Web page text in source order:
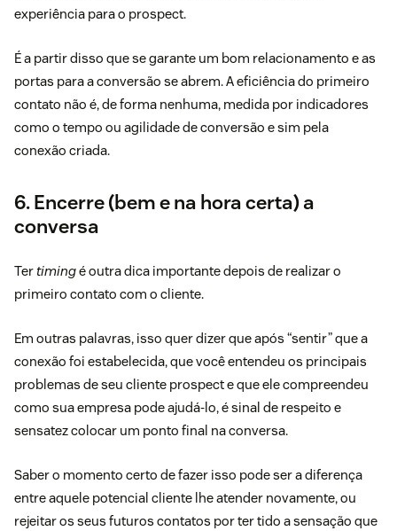
experiência para o prospect.
É a partir disso que se garante um bom relacionamento e as
portas para a conversão se abrem. A eficiência do primeiro
contato não é, de forma nenhuma, medida por indicadores
como o tempo ou agilidade de conversão e sim pela
conexão criada.
6. Encerre (bem e na hora certa) a
conversa
Tertimingé outra dica importante depois de realizar o
primeiro contato com o cliente.
Em outras palavras, isso quer dizer que após “sentir” que a
conexão foi estabelecida, que você entendeu os principais
problemas de seu cliente prospect e que ele compreendeu
como sua empresa pode ajudá-lo, é sinal de respeito e
sensatez colocar um ponto final na conversa.
Saber o momento certo de fazer isso pode ser a diferença
entre aquele potencial cliente lhe atender novamente, ou
rejeitar os seus futuros contatos por ter tido a sensação que